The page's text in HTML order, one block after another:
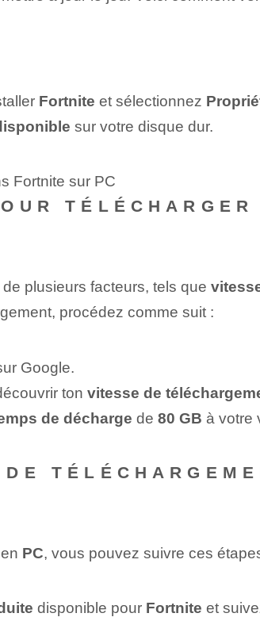
Fortnite ‍ et sélectionnez
sur votre disque dur.
Fortnite sur PC
TÉLÉCHARGER
plusieurs⁤ facteurs, tels que
procédez comme suit :
Google.
‌ton vitesse de
de décharge de 80 GB à votre
en PC, vous pouvez suivre ces
disponible pour Fortnite et